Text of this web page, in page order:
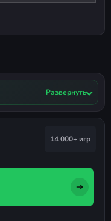
Развернуть
14 000+ игр